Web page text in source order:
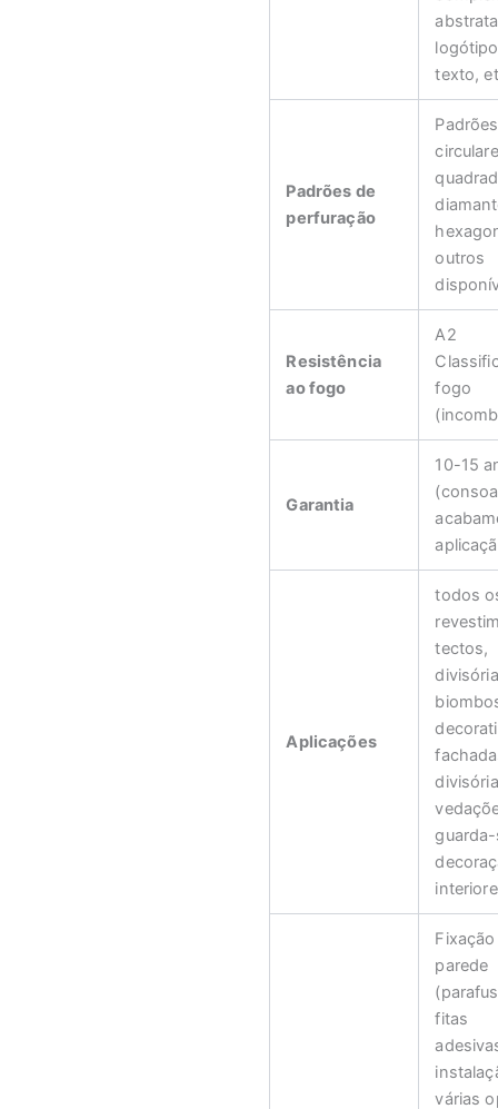
texto,
Padrões de
perfuração
Padrões
outros
Resistência
ao fogo
A2
fogo
Garantia
10-15
Aplicações
todos
tectos,
parede
fitas
várias